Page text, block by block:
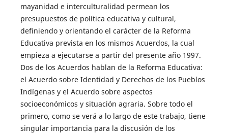
mayanidad e interculturalidad permean los
presupuestos de política educativa y cultural,
definiendo y orientando el carácter de la Reforma
Educativa prevista en los mismos Acuerdos, la cual
empieza a ejecutarse a partir del presente año 1997.
Dos de los Acuerdos hablan de la Reforma Educativa:
el Acuerdo sobre Identidad y Derechos de los Pueblos
Indígenas y el Acuerdo sobre aspectos
socioeconómicos y situación agraria. Sobre todo el
primero, como se verá a lo largo de este trabajo, tiene
singular importancia para la discusión de los